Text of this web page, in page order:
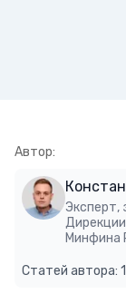
Автор:
Эксперт,
Минфина
Статей автора: